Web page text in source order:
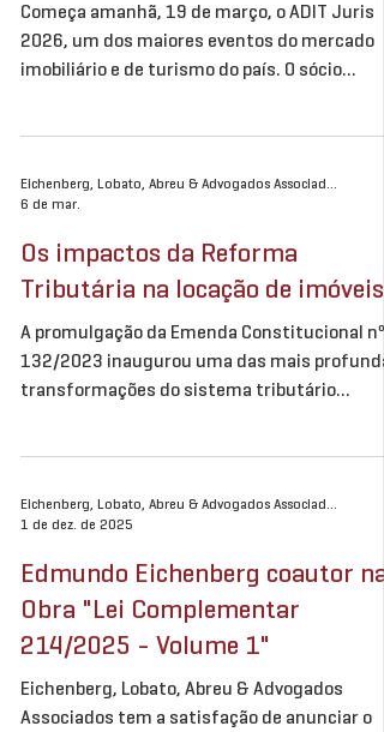
Começa amanhã, 19 de março, o ADIT Juris
2026, um dos maiores eventos do mercado
imobiliário e de turismo do país. O sócio
painel “O novo sistema tributário e os reflexos
no mercado imobiliário”. Acompanhe pelo link
participe: Evento – ADIT Brasil
Eichenberg, Lobato, Abreu & Advogados Associados
6 de mar.
Os impactos da Reforma
Tributária na locação de imóveis
A promulgação da Emenda Constitucional nº
132/2023 inaugurou uma das mais
transformações do sistema tributário
Contribuição sobre Bens e Serviços (CBS) — o
legislador alterou estruturalmente a lógica
tributação sobre o consumo no Brasil.
como PIS, Cofins, ICMS e ISS serão
gradualmente substituídos por um modelo
unificado, nã
Eichenberg, Lobato, Abreu & Advogados Associados
1 de dez. de 2025
Edmundo Eichenberg coautor na
Obra "Lei Complementar
214/2025 - Volume 1"
Eichenberg, Lobato, Abreu & Advogados
Associados tem a satisfação de anunciar o